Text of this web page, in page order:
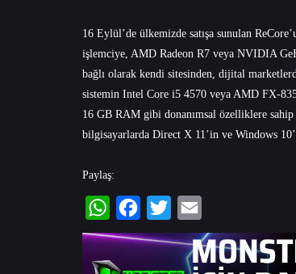
16 Eylül’de ülkemizde satışa sunulan
işlemciye, AMD Radeon R7 veya NVIDIA
bağlı olarak kendi sitesinden, dijital
sistemin Intel Core i5 4570 veya AMD FX-
16 GB RAM gibi donanımsal özelliklere
bilgisayarlarda Direct X 11’in ve Windows
Paylaş:
WhatsAppFacebookTwitterEmail